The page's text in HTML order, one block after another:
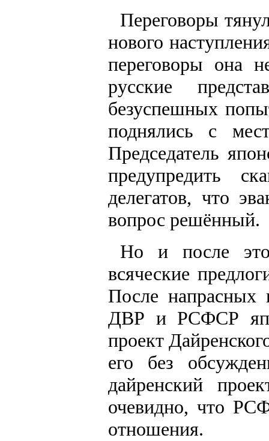
Переговоры
нового
переговоры она
русские
безуспешных
поднялись с
Председатель
предупредить
делегатов, что
вопрос решённый.
Но и после
всяческие
После напрасных
ДВР и РСФСР
проект
его без
дайренский
очевидно, что
отношения.